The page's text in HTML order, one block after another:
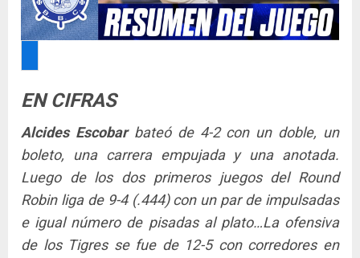
EN CIFRAS
Alcides Escobarbateó de 4-2 con un doble, un
boleto, una carrera empujada y una anotada.
Luego de los dos primeros juegos del Round
Robin liga de 9-4 (.444) con un par de impulsadas
e igual número de pisadas al plato…La ofensiva
de los Tigres se fue de 12-5 con corredores en